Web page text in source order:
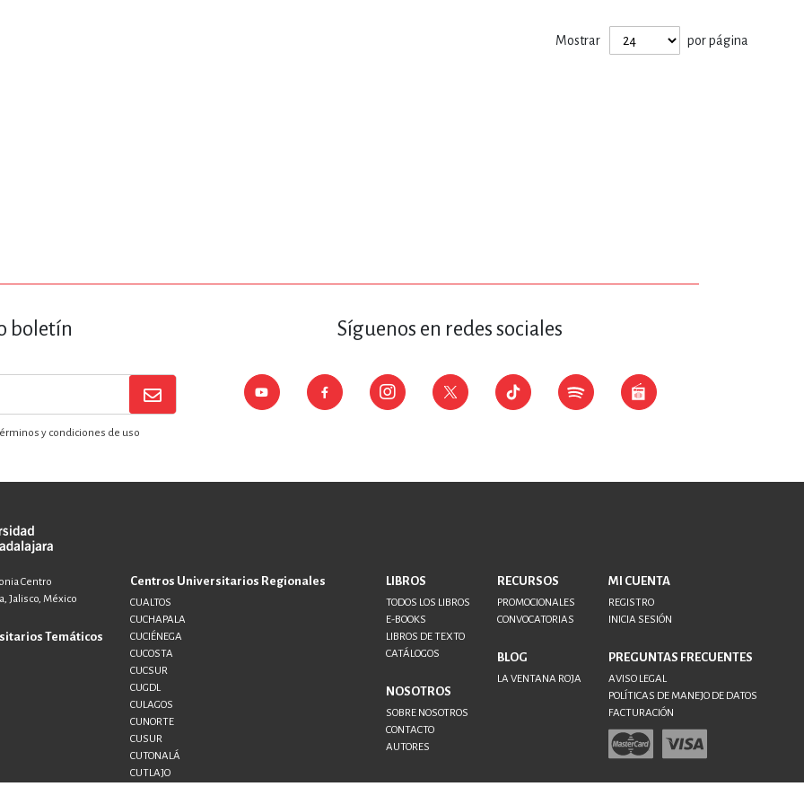
Mostrar por página
boletín
y condiciones de uso
Síguenos en redes sociales
Centro
Jalisco, México
Temáticos
Centros Universitarios Regionales
CUALTOS
CUCHAPALA
CUCIÉNEGA
CUCOSTA
CUCSUR
CUGDL
CULAGOS
CUNORTE
CUSUR
CUTONALÁ
CUTLAJO
LIBROS
TODOS LOS LIBROS
E-BOOKS
LIBROS DE TEXTO
CATÁLOGOS
NOSOTROS
SOBRE NOSOTROS
CONTACTO
AUTORES
RECURSOS
PROMOCIONALES
CONVOCATORIAS
BLOG
LA VENTANA ROJA
MI CUENTA
REGISTRO
INICIA SESIÓN
PREGUNTAS FRECUENTES
AVISO LEGAL
POLÍTICAS DE MANEJO DE DATOS
FACTURACIÓN